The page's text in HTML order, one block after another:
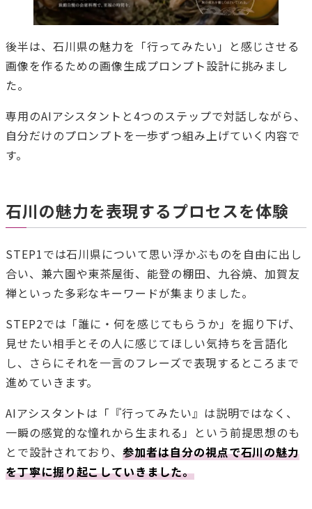
後半は、石川県の魅力を「行ってみたい」と感じさせる
画像を作るための画像生成プロンプト設計に挑みまし
た。
専用のAIアシスタントと4つのステップで対話しながら、
自分だけのプロンプトを一歩ずつ組み上げていく内容で
す。
石川の魅力を表現するプロセスを体験
STEP1では石川県について思い浮かぶものを自由に出し
合い、兼六園や東茶屋街、能登の棚田、九谷焼、加賀友
禅といった多彩なキーワードが集まりました。
STEP2では「誰に・何を感じてもらうか」を掘り下げ、
見せたい相手とその人に感じてほしい気持ちを言語化
し、さらにそれを一言のフレーズで表現するところまで
進めていきます。
AIアシスタントは「『行ってみたい』は説明ではなく、
一瞬の感覚的な憧れから生まれる」という前提思想のも
とで設計されており、参加者は自分の視点で石川の魅力
を丁寧に掘り起こしていきました。